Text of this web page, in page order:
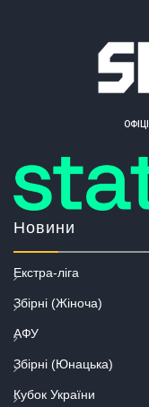
Новини
Екстра-ліга
Збірні (Жіноча)
АФУ
Збірні (Юнацька)
Кубок України